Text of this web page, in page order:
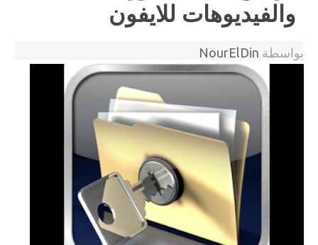
والفيديوهات للايفون
بواسطة NourElDin